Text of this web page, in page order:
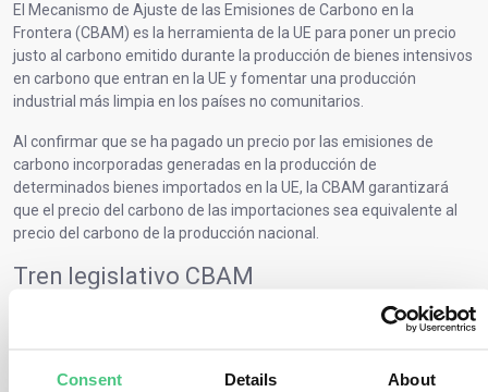
Consent Details About
El Mecanismo de Ajuste de las Emisiones de Carbono en la
Frontera (CBAM) es la herramienta de la UE para poner un precio
justo al carbono emitido durante la producción de bienes intensivos
en carbono que entran en la UE y fomentar una producción
industrial más limpia en los países no comunitarios.
Al confirmar que se ha pagado un precio por las emisiones de
carbono incorporadas generadas en la producción de
determinados bienes importados en la UE, la CBAM garantizará
que el precio del carbono de las importaciones sea equivalente al
precio del carbono de la producción nacional.
Tren legislativo CBAM
La CBAM se aplicará en su régimen definitivo a partir de 2026,
mientras que la actual fase transitoria dura entre 2023 y 2026. Esta
eliminación progresiva de la asignación de derechos gratuitos en el